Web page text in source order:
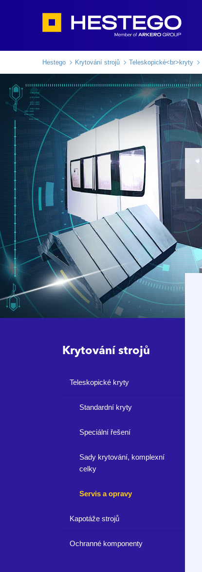
Hestego Krytování strojů Teleskopické<br>kryty
Krytování strojů
Teleskopické kryty
Standardní kryty
Speciální řešení
Sady krytování, komplexní
celky
Servis a opravy
Kapotáže strojů
Ochranné komponenty